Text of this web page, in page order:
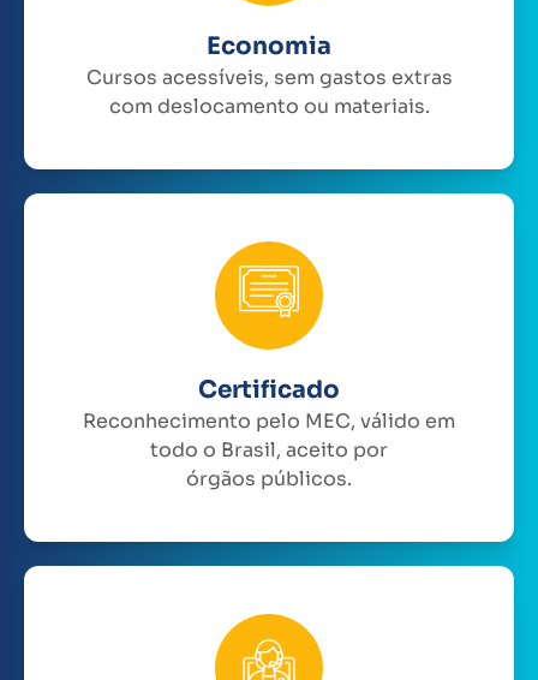
Economia
Cursos acessíveis, sem gastos extras
com deslocamento ou materiais.
Certificado
Reconhecimento pelo MEC, válido em
todo o Brasil, aceito por
órgãos públicos.